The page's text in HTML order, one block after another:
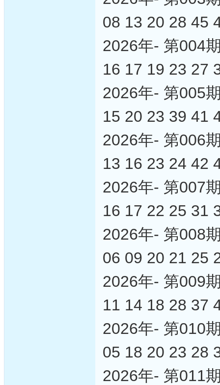
08 13 20 28 45
2026年- 第004
16 17 19 23 27
2026年- 第005
15 20 23 39 41
2026年- 第006
13 16 23 24 42
2026年- 第007
16 17 22 25 31
2026年- 第008
06 09 20 21 25
2026年- 第009
11 14 18 28 37
2026年- 第010
05 18 20 23 28
2026年- 第011